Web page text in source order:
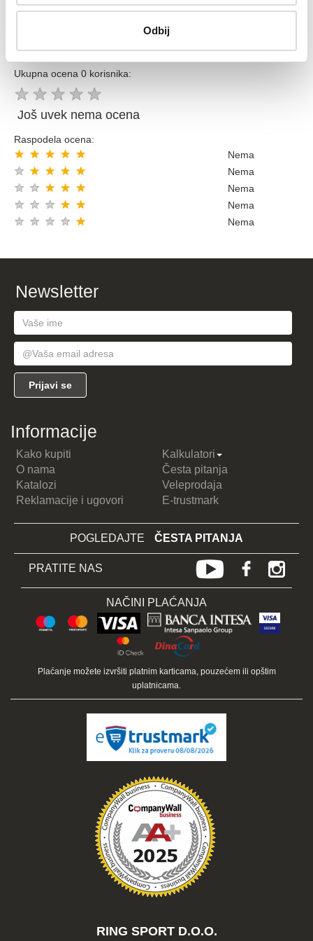
Odbij
Kupovinom preko 8000 din popust 5% sledecom kupovinom
OCENE KORISNIKA (OCENITE PROIZVOD)
Ukupna ocena 0 korisnika:
★ ★ ★ ★ ★
Još uvek nema ocena
Raspodela ocena:
★
★
★
★
★ Nema
★
★
★
★
★ Nema
★
★
★
★
★ Nema
★
★
★
★
★ Nema
★
★
★
★
★ Nema
Newsletter
Informacije
Kako kupiti
Kalkulatori
O nama
Česta pitanja
Katalozi
Veleprodaja
Reklamacije i ugovori
E-trustmark
POGLEDAJTE ČESTA PITANJA
PRATITE NAS
NAČINI PLAĆANJA
Plaćanje možete izvršiti platnim karticama, pouzećem ili opštim
uplatnicama.
RING SPORT D.O.O.